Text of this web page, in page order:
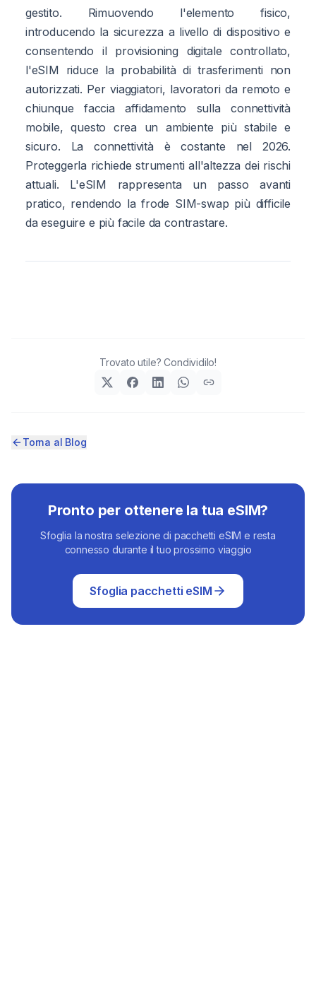
gestito. Rimuovendo l'elemento fisico,
introducendo la sicurezza a livello di dispositivo e
consentendo il provisioning digitale controllato,
l'eSIM riduce la probabilità di trasferimenti non
autorizzati. Per viaggiatori, lavoratori da remoto e
chiunque faccia affidamento sulla connettività
mobile, questo crea un ambiente più stabile e
sicuro. La connettività è costante nel 2026.
Proteggerla richiede strumenti all'altezza dei rischi
attuali. L'eSIM rappresenta un passo avanti
pratico, rendendo la frode SIM-swap più difficile
da eseguire e più facile da contrastare.
Trovato utile? Condividilo!
Torna al Blog
Pronto per ottenere la tua eSIM?
Sfoglia la nostra selezione di pacchetti eSIM e resta
connesso durante il tuo prossimo viaggio
Sfoglia pacchetti eSIM